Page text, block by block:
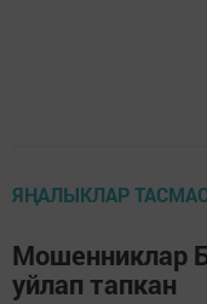
ЯҢАЛЫКЛАР
Мошенниклар
уйлап тапкан